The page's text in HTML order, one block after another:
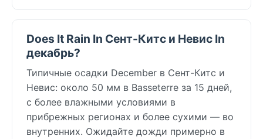
Does It Rain In Сент-Китс и Невис In
декабрь?
Типичные осадки December в Сент-Китс и
Невис: около 50 мм в Basseterre за 15 дней,
с более влажными условиями в
прибрежных регионах и более сухими — во
внутренних. Ожидайте дожди примерно в